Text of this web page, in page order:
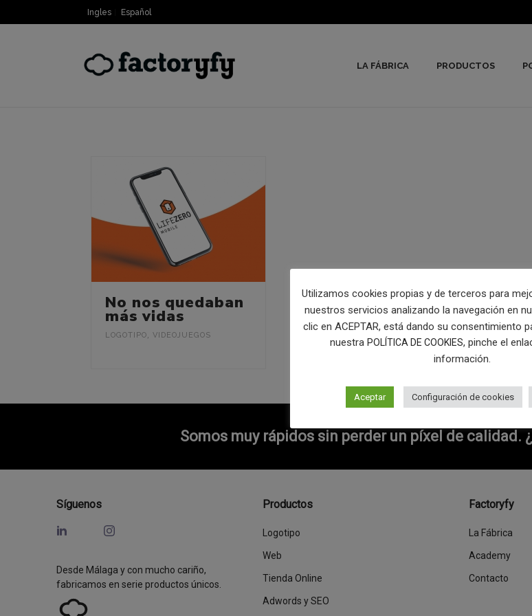
Ingles Español
LA FÁBRICA PRODUCTOS
No nos quedaban
más vidas
LOGOTIPO, VIDEOJUEGOS
Somos muy rápidos sin perder un píxel de calidad.
Síguenos
Desde Málaga y con mucho cariño,
fabricamos en serie productos únicos.
Productos
Logotipo
Web
Tienda Online
Adwords y SEO
Factoryfy
La Fábrica
Academy
Contacto
Utilizamos cookies propias y de terceros para
nuestros servicios analizando la navegación en
clic en ACEPTAR, está dando su consentimiento
nuestra POLÍTICA DE COOKIES, pinche el
información.
Aceptar Configuración de cookies